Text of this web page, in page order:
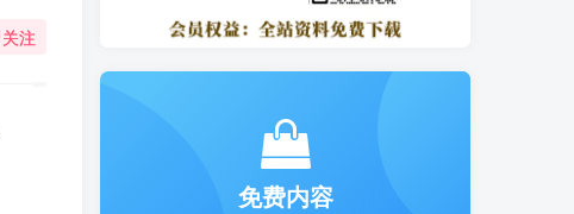
关注
免费内容